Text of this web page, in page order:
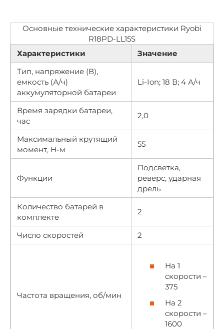
Основные технические характеристики Ryobi
R18PD-LL15S
Характеристики
Значение
Тип, напряжение (В),
емкость (А/ч)
аккумуляторной батареи
Li-Ion; 18 В; 4 А/ч
Время зарядки батареи,
час
2,0
Максимальный крутящий
момент, Н-м
55
Функции
Подсветка,
реверс, ударная
дрель
Количество батарей в
комплекте
2
Число скоростей 2
Частота вращения, об/мин
На 1
скорости –
375
На 2
скорости –
1600